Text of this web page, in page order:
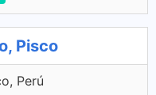
Pisco
Perú